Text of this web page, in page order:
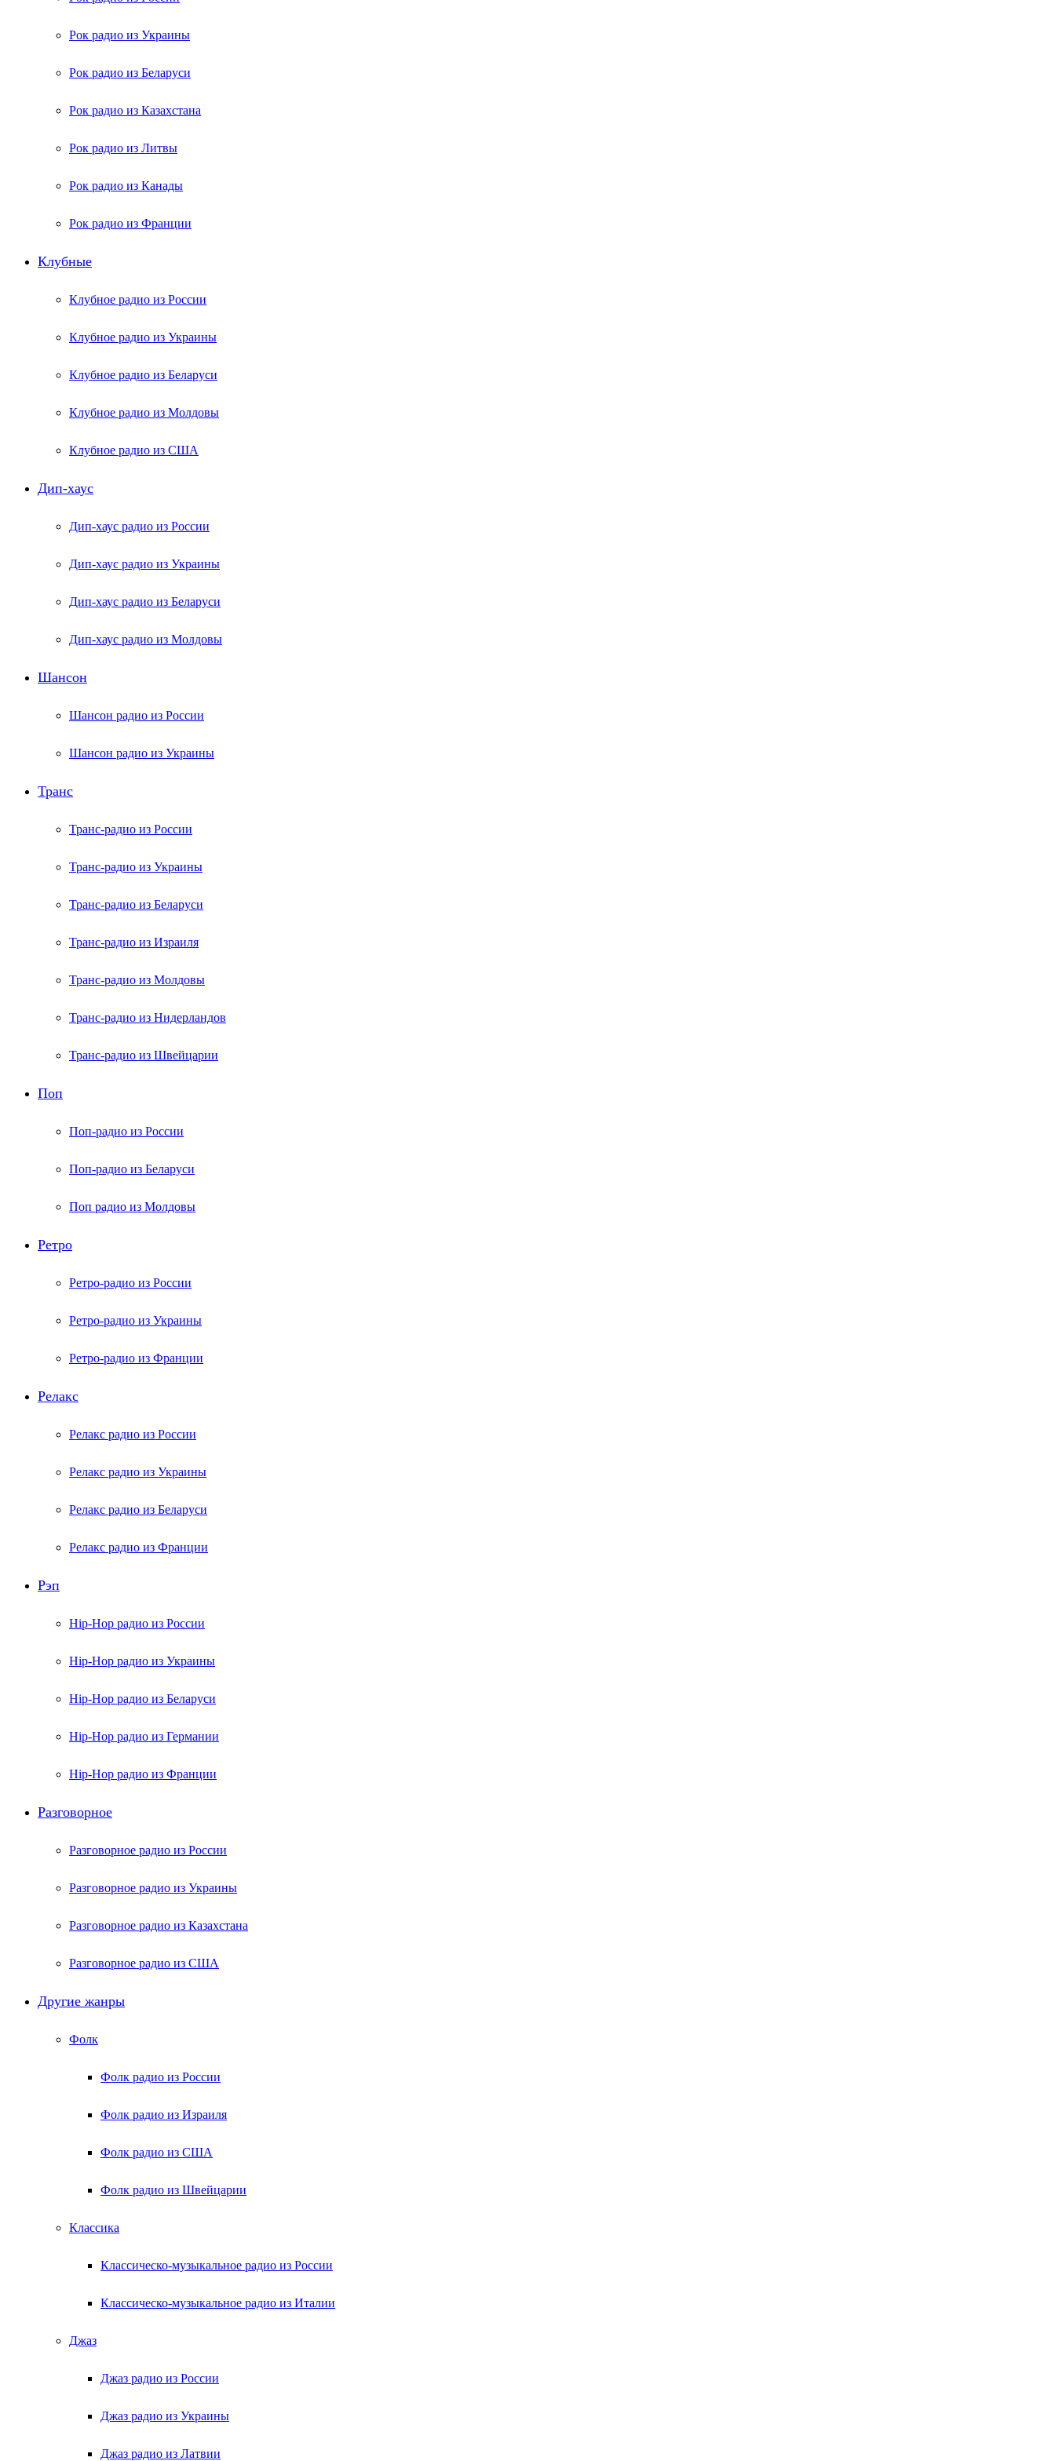
Рок радио из Украины
Рок радио из Беларуси
Рок радио из Казахстана
Рок радио из Литвы
Рок радио из Канады
Рок радио из Франции
Клубные
Клубное радио из России
Клубное радио из Украины
Клубное радио из Беларуси
Клубное радио из Молдовы
Клубное радио из США
Дип-хаус
Дип-хаус радио из России
Дип-хаус радио из Украины
Дип-хаус радио из Беларуси
Дип-хаус радио из Молдовы
Шансон
Шансон радио из России
Шансон радио из Украины
Транс
Транс-радио из России
Транс-радио из Украины
Транс-радио из Беларуси
Транс-радио из Израиля
Транс-радио из Молдовы
Транс-радио из Нидерландов
Транс-радио из Швейцарии
Поп
Поп-радио из России
Поп-радио из Беларуси
Поп радио из Молдовы
Ретро
Ретро-радио из России
Ретро-радио из Украины
Ретро-радио из Франции
Релакс
Релакс радио из России
Релакс радио из Украины
Релакс радио из Беларуси
Релакс радио из Франции
Рэп
Hip-Hop радио из России
Hip-Hop радио из Украины
Hip-Hop радио из Беларуси
Hip-Hop радио из Германии
Hip-Hop радио из Франции
Разговорное
Разговорное радио из России
Разговорное радио из Украины
Разговорное радио из Казахстана
Разговорное радио из США
Другие жанры
Фолк
Фолк радио из России
Фолк радио из Израиля
Фолк радио из США
Фолк радио из Швейцарии
Классика
Классическо-музыкальное радио из России
Классическо-музыкальное радио из Италии
Джаз
Джаз радио из России
Джаз радио из Украины
Джаз радио из Латвии